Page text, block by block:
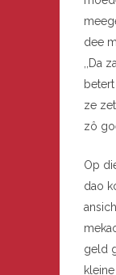
dee
,,Da
ze
zô
Op
dao
geld